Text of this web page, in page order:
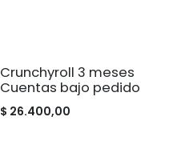
Crunchyroll 3 meses
Cuentas bajo pedido
$ 26.400,00